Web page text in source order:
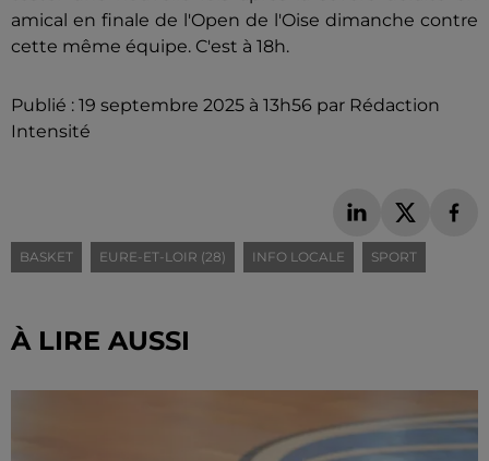
amical en finale de l'Open de l'Oise dimanche contre
cette même équipe. C'est à 18h.
Publié : 19 septembre 2025 à 13h56 par Rédaction
Intensité
BASKET EURE-ET-LOIR (28) INFO LOCALE SPORT
À LIRE AUSSI